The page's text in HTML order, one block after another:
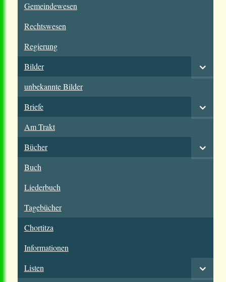
Gemeindewesen
Rechtswesen
Regierung
Bilder
unbekannte Bilder
Briefe
Am Trakt
Bücher
Buch
Liederbuch
Tagebücher
Chortitza
Informationen
Listen